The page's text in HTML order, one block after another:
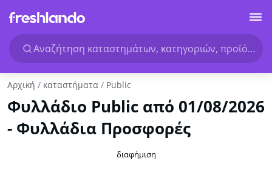
Αναζήτηση καταστημάτων, κατηγοριών,
Αρχική καταστήματα Public
Φυλλάδιο Public από 01/08/2026
- Φυλλάδια Προσφορές
διαφήμιση